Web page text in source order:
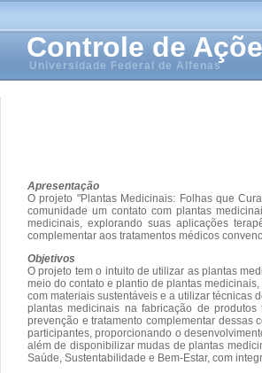
Controle de
Universidade Federal de Alfenas
Apresentação
O projeto "Plantas Medicinais: Folhas que
comunidade um contato com plantas
medicinais, explorando suas aplicações
complementar aos tratamentos médicos
Objetivos
O projeto tem o intuito de utilizar as plantas
meio do contato e plantio de plantas
com materiais sustentáveis e a utilizar técnicas
plantas medicinais na fabricação de
prevenção e tratamento complementar dessas
participantes, proporcionando o
além de disponibilizar mudas de plantas
Saúde, Sustentabilidade e Bem-Estar, com